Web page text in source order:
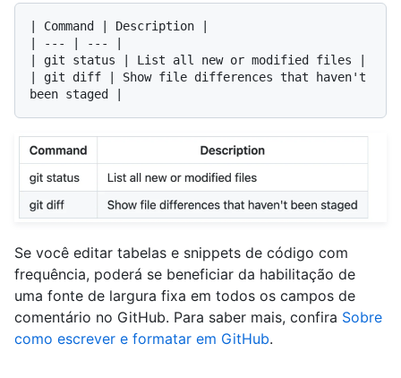
| Command | Description |
| --- | --- |
| git status | List all new or modified files |
| git diff | Show file differences that haven't
Se você editar tabelas e snippets de código com
frequência, poderá se beneficiar da habilitação de
uma fonte de largura fixa em todos os campos de
comentário no GitHub. Para saber mais, confira Sobre
como escrever e formatar em GitHub.